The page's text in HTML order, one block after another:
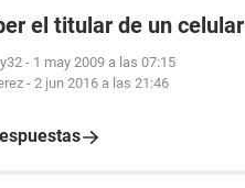
el titular de un celular
- 1 may 2009 a las 07:15
- 2 jun 2016 a las 21:46